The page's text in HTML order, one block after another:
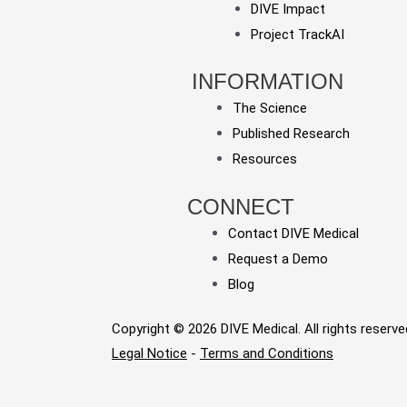
DIVE Impact
Project TrackAI
INFORMATION
The Science
Published Research
Resources
CONNECT
Contact DIVE Medical
Request a Demo
Blog
Copyright © 2026 DIVE Medical. All rights
Legal Notice - Terms and Conditions